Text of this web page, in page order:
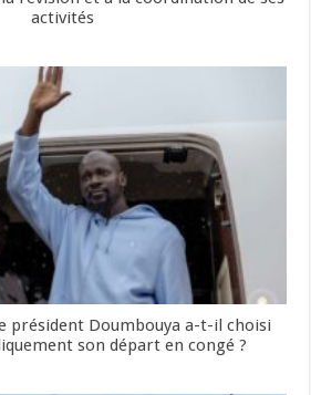
activités
président Doumbouya a-t-il choisi
son départ en congé ?